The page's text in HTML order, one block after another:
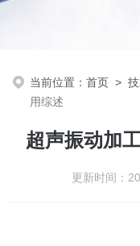
当前位置：首页 >
用综述
超声振动加
更新时间：